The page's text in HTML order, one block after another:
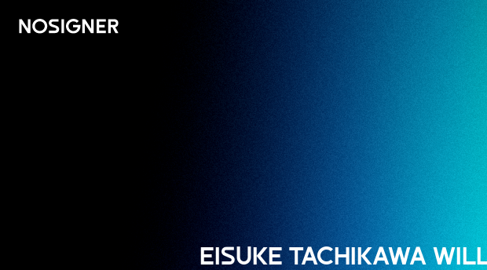
خانه
EISUKE TACHIKAWA